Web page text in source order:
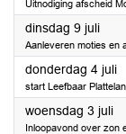
Uitnodiging afscheid
dinsdag 9 juli2024
Aanleveren moties en
donderdag 4 juli
start Leefbaar
woensdag 3 juli
Inloopavond over zon